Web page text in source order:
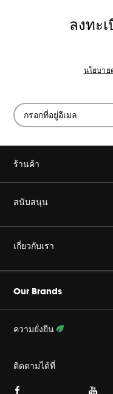
ลงทะ
นโยบาย
ร้านค้า
ไวเลส
เฮดโฟน
Gaming
สนับสนุน
ซื้อของแท้
ร้านค้าตัวแทนจำหน่ายอย่
เกี่ยวกับเรา
Our Brands
ความยั่งยืน
ติดตามความพยายามของเ
ติดตามได้ที่